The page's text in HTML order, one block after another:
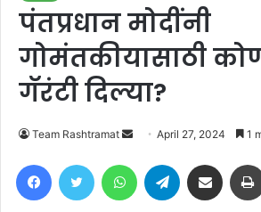
पंतप्रधान मोदींनी
गोमंतकीयासाठी
गॅरंटी दिल्या?
Team Rashtramat
Send
email
April 27, 2024 1
FacebookTwitter WhatsAppTelegram Share via Email